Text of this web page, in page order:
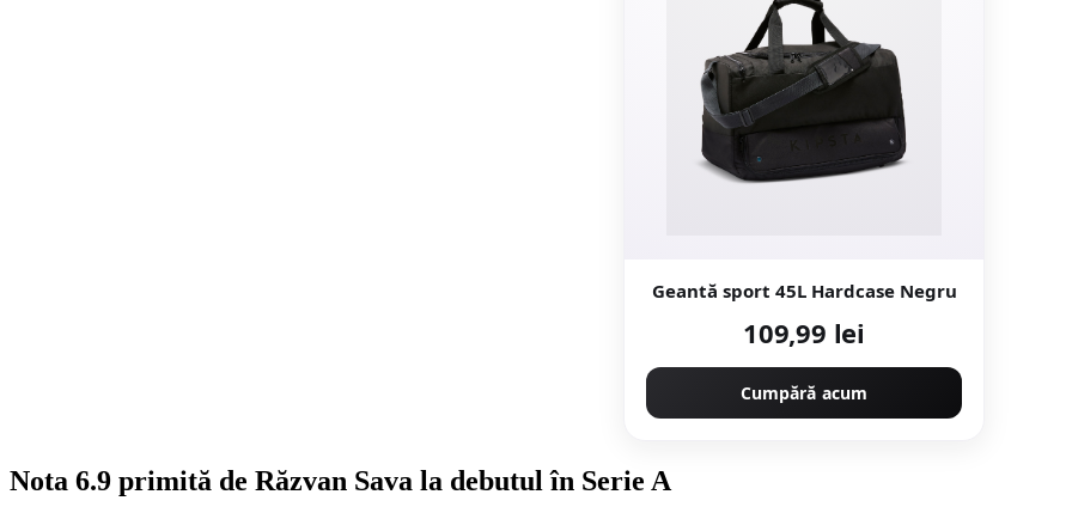
Geantă sport 45L Hardcase Negru
109,99 lei
Cumpără acum
Nota 6.9 primită de Răzvan Sava la debutul în Serie A